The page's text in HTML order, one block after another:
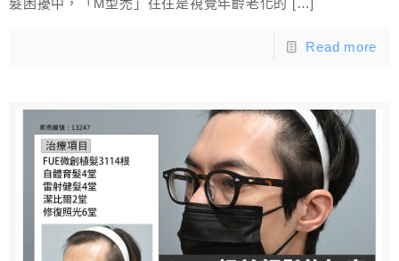
髮困擾中，「M型禿」往往是視覺年齡老化的 […]
Read more